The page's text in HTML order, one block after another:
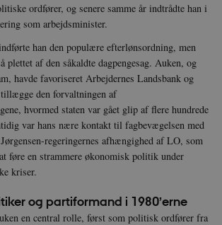
ordfører, og senere samme år indtrådte han i
som arbejdsminister.
han den populære efterlønsordning, men
plettet af den såkaldte dagpengesag. Auken, og
havde favoriseret Arbejdernes Landsbank og
den forvaltningen af
hvormed staten var gået glip af flere hundrede
var hans nære kontakt til fagbevægelsen med
regeringernes afhængighed af LO, som
føre en strammere økonomisk politik under
kriser.
og partiformand i 1980’erne
en central rolle, først som politisk ordfører fra